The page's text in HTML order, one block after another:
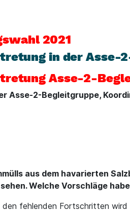
2021
in der Asse-
Asse-2-
Asse-2-Begleitgruppe,
aus dem havarierten
Welche Vorschläge
fehlenden Fortschritten